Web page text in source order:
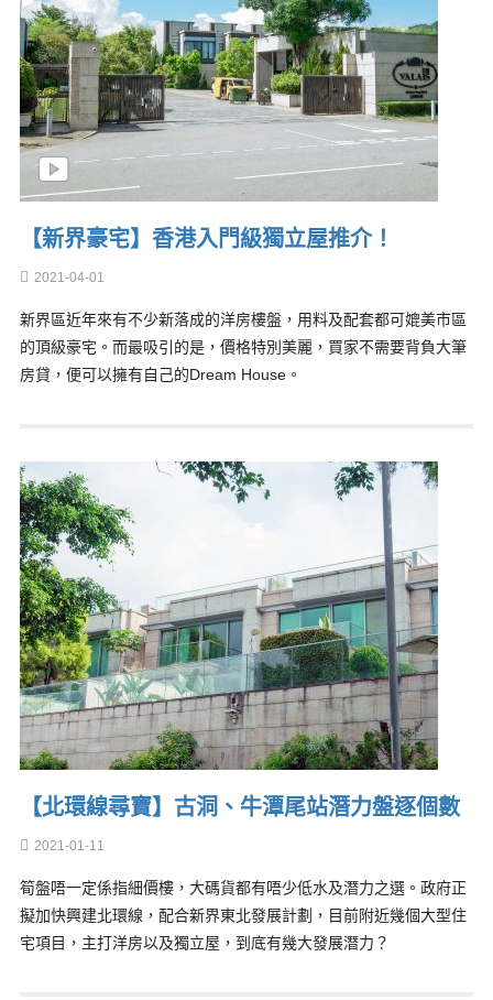
【新界豪宅】香港入門級獨立屋推介！
2021-04-01
新界區近年來有不少新落成的洋房樓盤，用料及配套都可媲美市區
的頂級豪宅。而最吸引的是，價格特別美麗，買家不需要背負大筆
房貸，便可以擁有自己的Dream House。
【北環線尋寶】古洞、牛潭尾站潛力盤逐個數
2021-01-11
筍盤唔一定係指細價樓，大碼貨都有唔少低水及潛力之選。政府正
擬加快興建北環線，配合新界東北發展計劃，目前附近幾個大型住
宅項目，主打洋房以及獨立屋，到底有幾大發展潛力？